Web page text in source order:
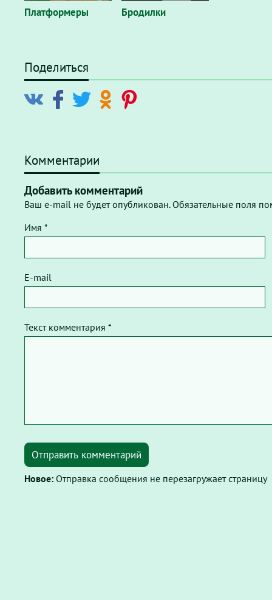
Платформеры Бродилки
Поделиться
Комментарии
Добавить комментарий
Ваш e-mail не будет опубликован. Обязательные поля
Имя *
E-mail
Текст комментария *
Отправить комментарий
Новое: Отправка сообщения не перезагружает страницу